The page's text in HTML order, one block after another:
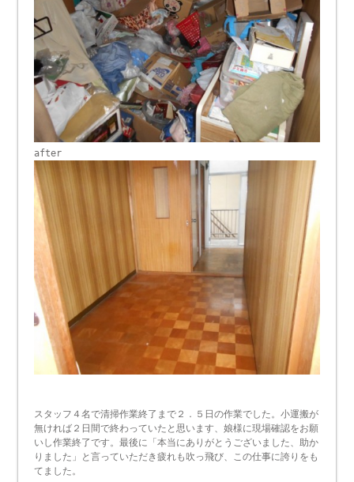
after
スタッフ４名で清掃作業終了まで２．５日の作業でした。小運搬が
無ければ２日間で終わっていたと思います、娘様に現場確認をお願
いし作業終了です。最後に「本当にありがとうございました、助か
りました」と言っていただき疲れも吹っ飛び、この仕事に誇りをも
てました。